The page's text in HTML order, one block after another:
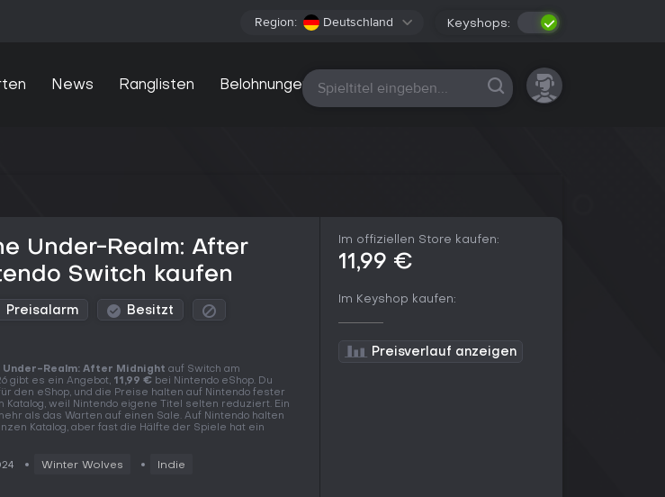
Region: Deutschland Keyshops:
News Ranglisten Belohnungen Alle Plattformen
Under-Realm: After
Switch kaufen
Preisalarm Besitzt
Under-Realm: After Midnight auf Switch am
gibt es ein Angebot, 11,99 € bei Nintendo eShop. Du
den eShop, und die Preise halten auf Nintendo fester
Katalog, weil Nintendo eigene Titel selten reduziert. Ein
als das Warten auf einen Sale. Auf Nintendo halten
Katalog, aber fast die Hälfte der Spiele hat ein
Winter Wolves Indie
Im offiziellen Store kaufen:
11,99 €
Im Keyshop kaufen:
Preisverlauf anzeigen